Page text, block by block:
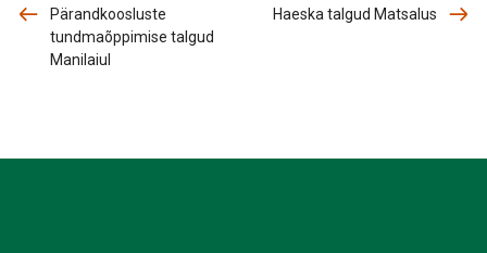
Pärandkoosluste
tundmaõppimise talgud
Manilaiul
Haeska talgud Matsalus